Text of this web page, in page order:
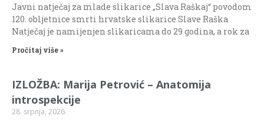
Javni natječaj za mlade slikarice „Slava Raškaj“ povodom
120. obljetnice smrti hrvatske slikarice Slave Raška
Natječaj je namijenjen slikaricama do 29 godina, a rok za
Pročitaj više »
IZLOŽBA: Marija Petrović – Anatomija
introspekcije
28. srpnja, 2026.